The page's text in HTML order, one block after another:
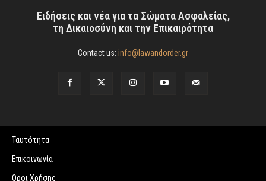
Ειδήσεις και νέα για τα Σώματα Ασφαλείας,
τη Δικαιοσύνη και την Επικαιρότητα
Contact us: info@lawandorder.gr
Ταυτότητα
Επικοινωνία
Όροι Χρήσης